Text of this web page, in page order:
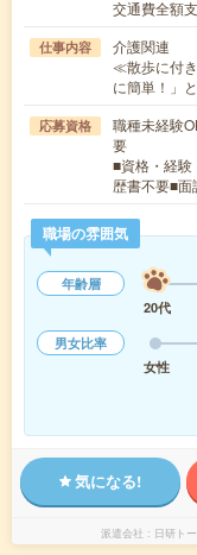
交通費全額
仕事内容
介護関連
≪散歩に付
に簡単！」
応募資格
職種未経験
要
■資格・経験
歴書不要■
職場の雰囲気
年齢層
20代
男女比率
女性
気になる!
派遣会社 日研ト